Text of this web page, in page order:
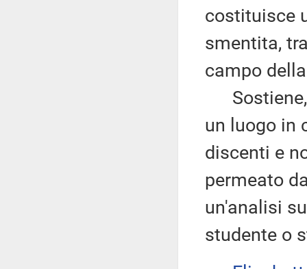
costituisce
smentita,
campo
Sostiene,
un luogo in
discenti e
permeato
un'analisi
studente o